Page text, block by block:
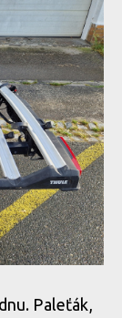
Paleťák,